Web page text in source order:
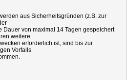
aus Sicherheitsgründen (z.B. zur
von maximal 14 Tagen gespeichert
weitere
erforderlich ist, sind bis zur
Vorfalls